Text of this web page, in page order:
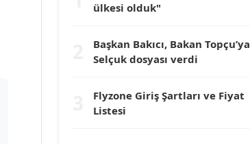
Dr. HAKAN TARTAN
Köşe Yazarı
ülkesi olduk"
Başkan Bakıcı, Bakan Topçu’ya
Selçuk dosyası verdi
Flyzone Giriş Şartları ve Fiyat
Listesi